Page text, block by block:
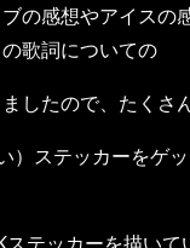
の感想やアイスの
の歌詞についての
したので、たくさ
）ステッカーをゲ